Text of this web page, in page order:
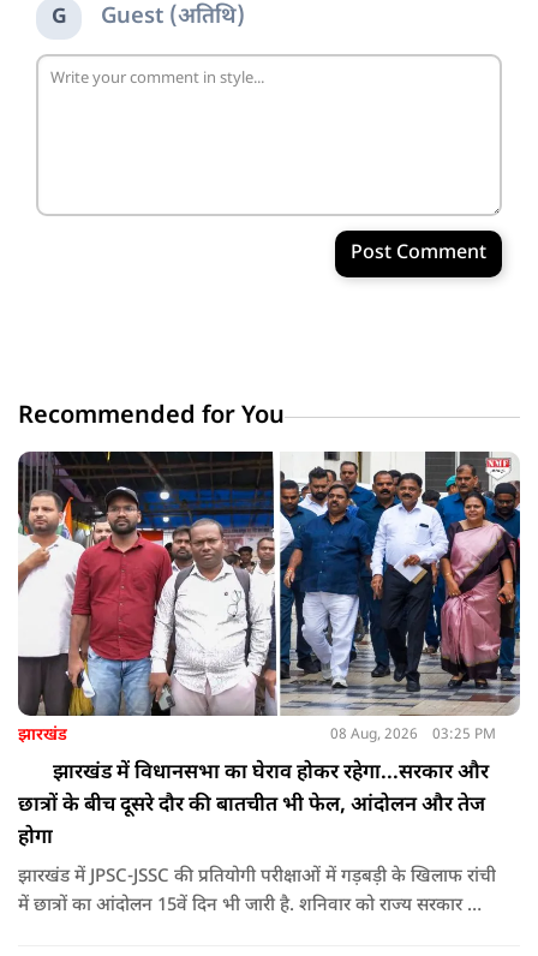
G Guest (अतिथि)
Post Comment
Recommended for You
झारखंड 08 Aug, 2026 03:25 PM
झारखंड में विधानसभा का घेराव होकर रहेगा...सरकार और
छात्रों के बीच दूसरे दौर की बातचीत भी फेल, आंदोलन और तेज
होगा
झारखंड में JPSC-JSSC की प्रतियोगी परीक्षाओं में गड़बड़ी के खिलाफ रांची
में छात्रों का आंदोलन 15वें दिन भी जारी है. शनिवार को राज्य सरकार और